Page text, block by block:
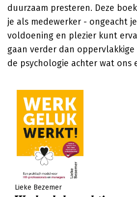
duurzaam presteren. Deze
je als medewerker - ongeacht
voldoening en plezier kunt
gaan verder dan
de psychologie achter wat ons
Lieke Bezemer